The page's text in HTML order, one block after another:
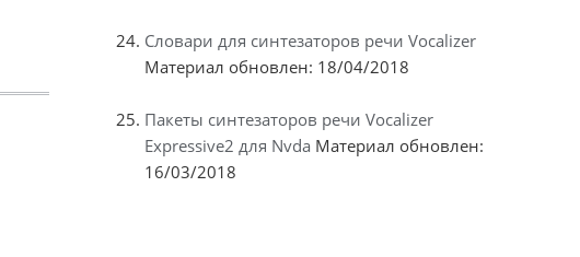
Словари для синтезаторов речи Vocalizer
Материал обновлен: 18/04/2018
Пакеты синтезаторов речи Vocalizer
Expressive2 для Nvda Материал обновлен:
16/03/2018